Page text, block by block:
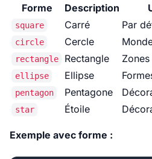
Forme Description
square Carré Par
circle Cercle
rectangle Rectangle
ellipse Ellipse
pentagon Pentagone
star Étoile
Exemple avec forme :